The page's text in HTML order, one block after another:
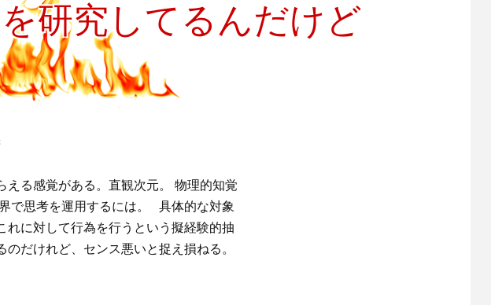
研究してるんだけど
る感覚がある。直観次元。 物理的知覚
で思考を運用するには。 具体的な対象
に対して行為を行うという擬経験的抽
だけれど、センス悪いと捉え損ねる。